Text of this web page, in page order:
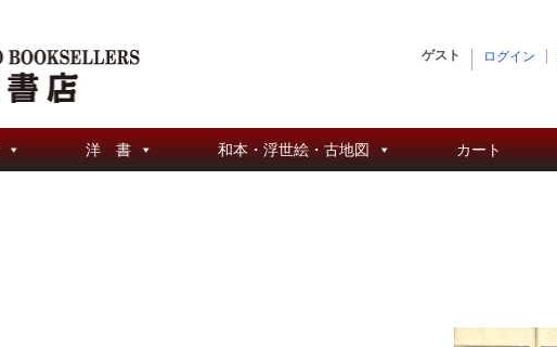
ゲスト ログイン
洋 書 和本・浮世絵・古地図 カート